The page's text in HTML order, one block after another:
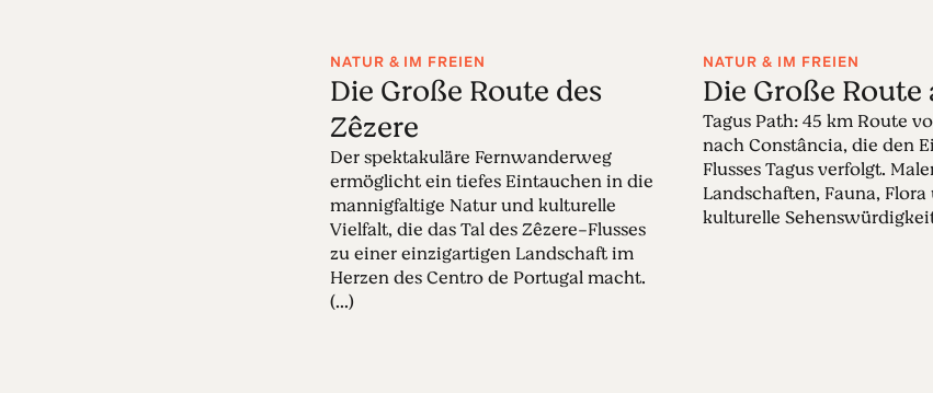
NATUR & IM FREIEN
Die Große Route des
Zêzere
Der spektakuläre Fernwanderweg
ermöglicht ein tiefes Eintauchen in die
mannigfaltige Natur und kulturelle
Vielfalt, die das Tal des Zêzere-Flusses
zu einer einzigartigen Landschaft im
Herzen des Centro de Portugal macht.
(...)
NATUR & IM FREIEN
Die Große Route
Tagus Path: 45 km Route
nach Constância, die den
Flusses Tagus verfolgt.
Landschaften, Fauna,
kulturelle